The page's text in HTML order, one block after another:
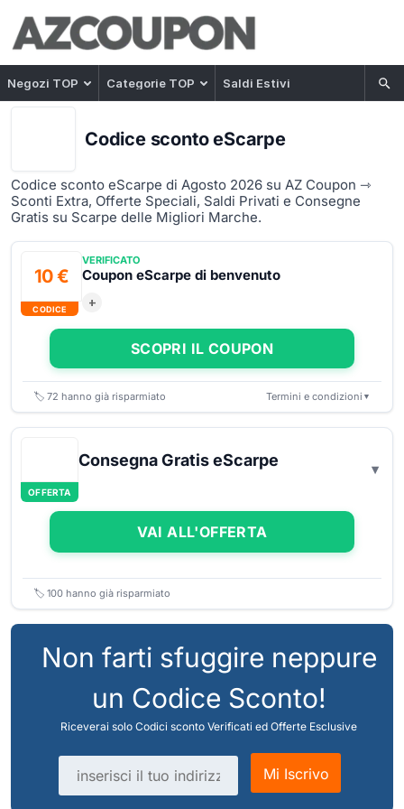
Negozi TOP Categorie TOP Saldi Estivi
Codice sconto eScarpe
Codice sconto eScarpe di Agosto 2026 su AZ Coupon ⇾
Sconti Extra, Offerte Speciali, Saldi Privati e Consegne
Gratis su Scarpe delle Migliori Marche.
10 €
CODICE
VERIFICATO
Coupon eScarpe di benvenuto
+
SCOPRI IL COUPON
🏷️ 72 hanno già risparmiato Termini e condizioni ▼
OFFERTA
Consegna Gratis eScarpe
VAI ALL'OFFERTA
🏷️ 100 hanno già risparmiato
Non farti sfuggire neppure
un Codice Sconto!
Riceverai solo Codici sconto Verificati ed Offerte Esclusive
Indirizzo email
Mi Iscrivo